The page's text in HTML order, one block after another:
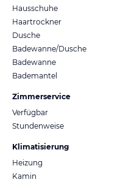
Hausschuhe
Haartrockner
Dusche
Badewanne/Dusche
Badewanne
Bademantel
Zimmerservice
Verfügbar
Stundenweise
Klimatisierung
Heizung
Kamin